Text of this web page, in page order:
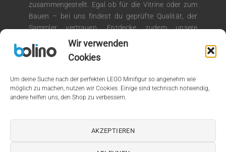
Wir verwenden
Cookies
Um deine Suche nach der perfekten LEGO Minifigur so angenehm wie
möglich zu machen, nutzen wir Cookies. Einige sind technisch notwendig,
andere helfen uns, den Shop zu verbessern.
AKZEPTIEREN
zusammengestellt. Egal ob für die Vitrine oder zum
Bauen – bei uns findest du geprüfte Qualität, der
Sammler vertrauen. Entdecke zudem unsere
Auswahl an LEGO Kiloware für kreative
Bauprojekte.
Kein Mehrwertsteuerausweis, da Kleinunternehmer nach §19
(1) UStG.